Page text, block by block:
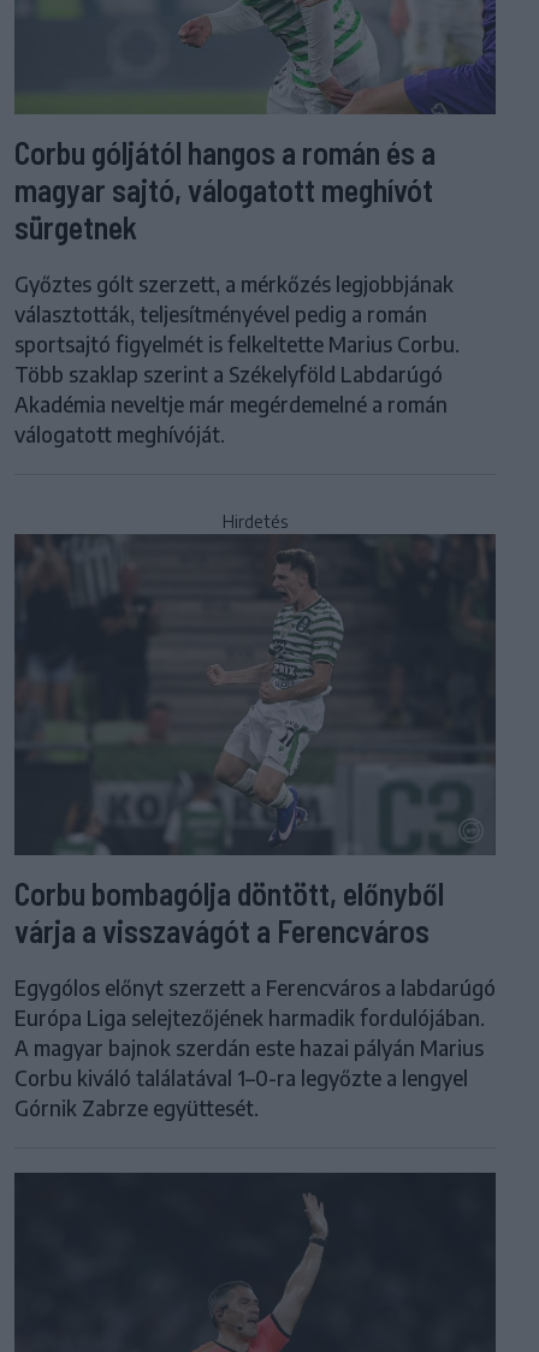
Corbu góljától hangos a román és a
magyar sajtó, válogatott meghívót
sürgetnek
Győztes gólt szerzett, a mérkőzés legjobbjának
választották, teljesítményével pedig a román
sportsajtó figyelmét is felkeltette Marius Corbu.
Több szaklap szerint a Székelyföld Labdarúgó
Akadémia neveltje már megérdemelné a román
válogatott meghívóját.
Hirdetés
Corbu bombagólja döntött, előnyből
várja a visszavágót a Ferencváros
Egygólos előnyt szerzett a Ferencváros a labdarúgó
Európa Liga selejtezőjének harmadik fordulójában.
A magyar bajnok szerdán este hazai pályán Marius
Corbu kiváló találatával 1–0-ra legyőzte a lengyel
Górnik Zabrze együttesét.